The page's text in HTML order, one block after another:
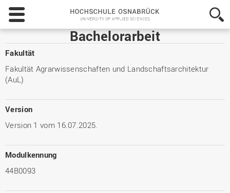
Hochschule
Osnabrück
-
University
Sciences
Bachelorarbeit
Fakultät
Fakultät Agrarwissenschaften und Landschaftsarchitektur
(AuL)
Version
Version 1 vom 16.07.2025.
Modulkennung
44B0093